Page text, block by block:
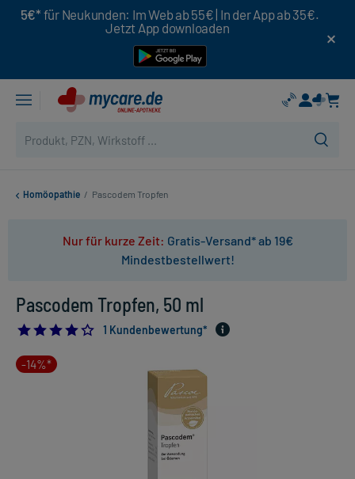
5€* für Neukunden: Im Web ab 55€ | In der App ab 35€.
Jetzt App downloaden
Homöopathie / Pascodem Tropfen
Nur für kurze Zeit: Gratis-Versand* ab 19€
Mindestbestellwert!
Pascodem Tropfen, 50 ml
4.0
1 Kundenbewertung*
-14%*